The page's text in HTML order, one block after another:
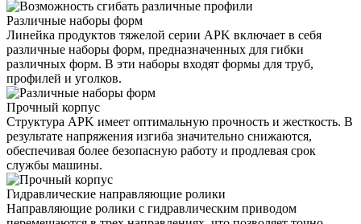
Различные наборы форм
Линейка продуктов тяжелой серии APK включает в себя
различные наборы форм, предназначенных для гибки
различных форм. В эти наборы входят формы для труб,
профилей и уголков.
Прочный корпус
Структура APK имеет оптимальную прочность и жесткость. В
результате напряжения изгиба значительно снижаются,
обеспечивая более безопасную работу и продлевая срок
службы машины.
Гидравлические направляющие ролики
Направляющие ролики с гидравлическим приводом